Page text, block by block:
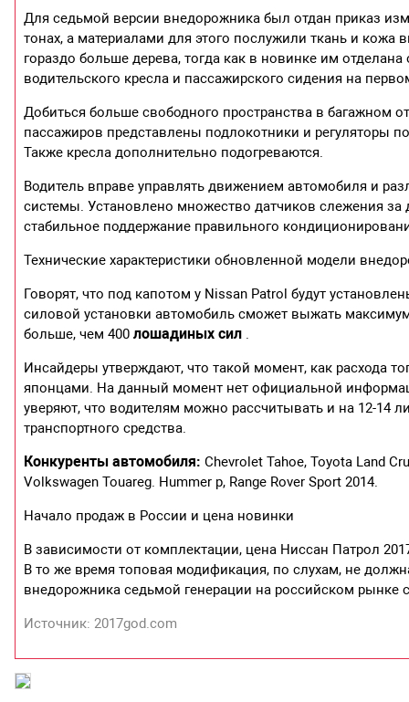
Для седьмой версии внедорожника был отдан приказ
тонах, а материалами для этого послужили ткань и кожа
гораздо больше дерева, тогда как в новинке им
водительского кресла и пассажирского сидения на
Добиться больше свободного пространства в багажном
пассажиров представлены подлокотники и регуляторы
Также кресла дополнительно подогреваются.
Водитель вправе управлять движением автомобиля и
системы. Установлено множество датчиков слежения за
стабильное поддержание правильного
Технические характеристики обновленной модели
Говорят, что под капотом у Nissan Patrol будут
силовой установки автомобиль сможет выжать
больше, чем 400лошадиных сил .
Инсайдеры утверждают, что такой момент, как расхода
японцами. На данный момент нет официальной
уверяют, что водителям можно рассчитывать и на 12-14
транспортного средства.
Конкуренты автомобиля: Chevrolet Tahoe, Toyota Land
Volkswagen Touareg. Hummer p, Range Rover Sport 2014.
Начало продаж в России и цена новинки
В зависимости от комплектации, цена Ниссан Патрол
В то же время топовая модификация, по слухам, не
внедорожника седьмой генерации на российском рынке
Источник: 2017god.com